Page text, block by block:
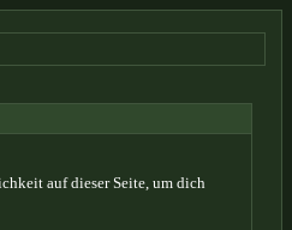
auf dieser Seite, um dich